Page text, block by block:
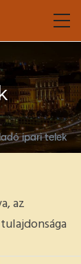
ipari telek
az